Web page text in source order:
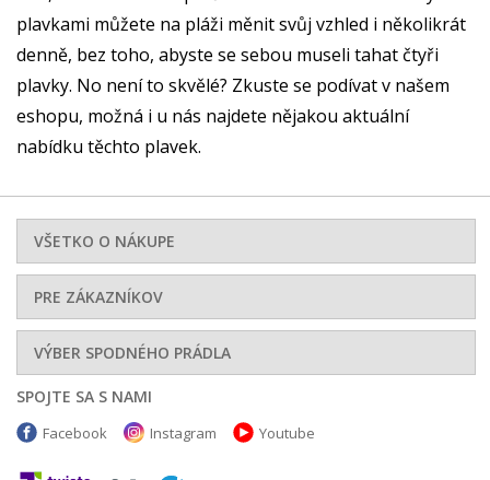
plavkami můžete na pláži měnit svůj vzhled i několikrát
denně, bez toho, abyste se sebou museli tahat čtyři
plavky. No není to skvělé? Zkuste se podívat v našem
eshopu, možná i u nás najdete nějakou aktuální
nabídku těchto plavek.
VŠETKO O NÁKUPE
PRE ZÁKAZNÍKOV
VÝBER SPODNÉHO PRÁDLA
SPOJTE SA S NAMI
Facebook Instagram Youtube